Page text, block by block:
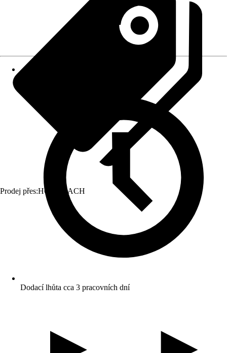
Prodej přes:HORNBACH
Dodací lhůta cca 3 pracovních dní